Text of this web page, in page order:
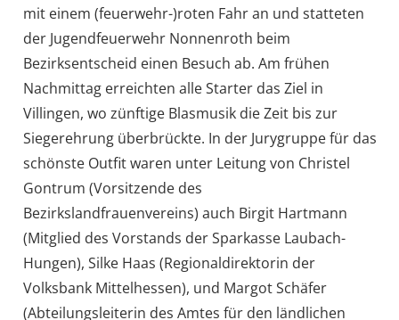
mit einem (feuerwehr-)roten Fahr an und statteten
der Jugendfeuerwehr Nonnenroth beim
Bezirksentscheid einen Besuch ab. Am frühen
Nachmittag erreichten alle Starter das Ziel in
Villingen, wo zünftige Blasmusik die Zeit bis zur
Siegerehrung überbrückte. In der Jurygruppe für das
schönste Outfit waren unter Leitung von Christel
Gontrum (Vorsitzende des
Bezirkslandfrauenvereins) auch Birgit Hartmann
(Mitglied des Vorstands der Sparkasse Laubach-
Hungen), Silke Haas (Regionaldirektorin der
Volksbank Mittelhessen), und Margot Schäfer
(Abteilungsleiterin des Amtes für den ländlichen